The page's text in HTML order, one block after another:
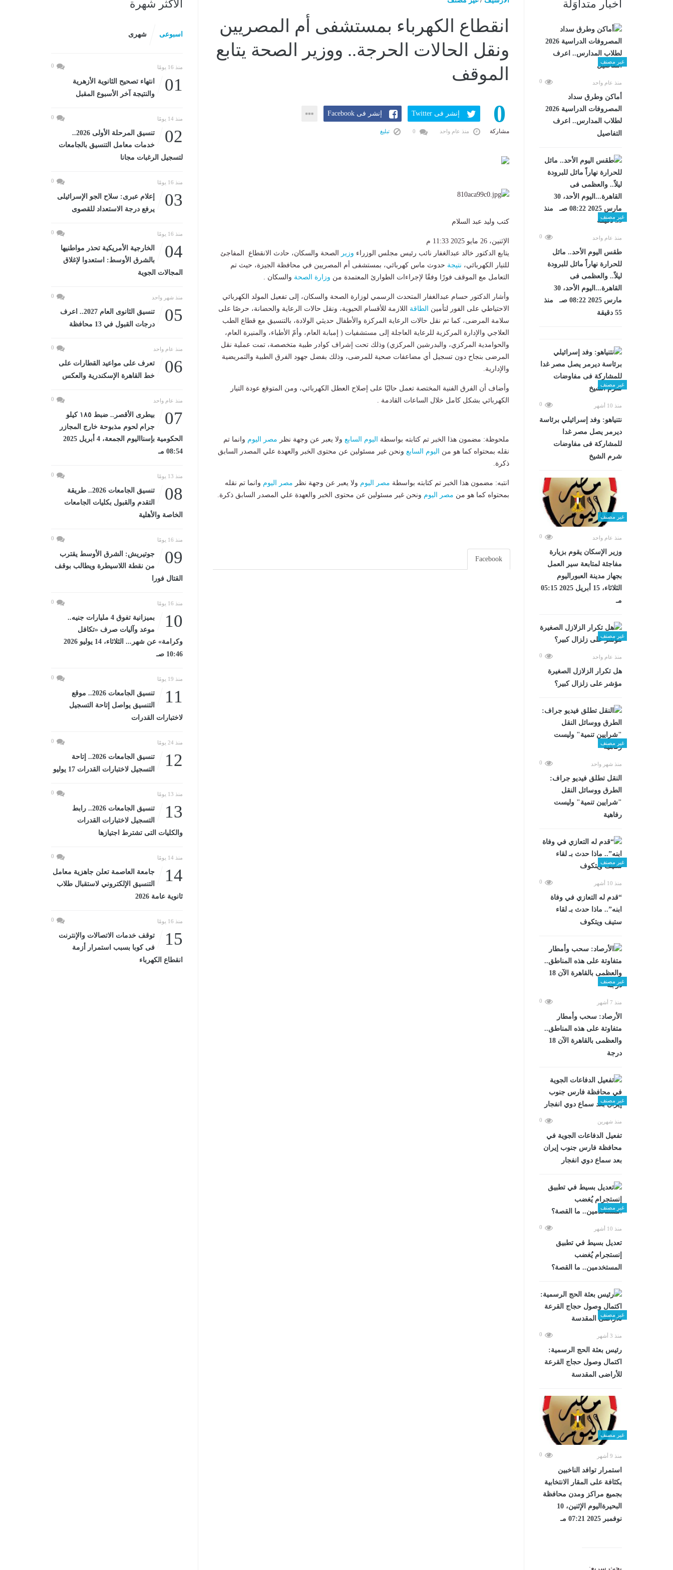
أخبار متداوَلة
غير مصنف
منذ عام واحد 0
أماكن وطرق سداد
المصروفات الدراسية 2026
لطلاب المدارس.. اعرف
التفاصيل
غير مصنف
منذ عام واحد 0
طقس اليوم الأحد.. مائل
للحرارة نهاراً مائل للبرودة
ليلاً.. والعظمى فى
القاهرة...اليوم الأحد، 30
مارس 2025 08:22 صـ منذ
55 دقيقة
غير مصنف
منذ 10 أشهر 0
نتنياهو: وفد إسرائيلي برئاسة
ديرمر يصل مصر غدا
للمشاركة فى مفاوضات
شرم الشيخ
غير مصنف
منذ عام واحد 0
وزير الإسكان يقوم بزيارة
مفاجئة لمتابعة سير العمل
بجهاز مدينة العبوراليوم
الثلاثاء، 15 أبريل 2025 05:15
مـ
غير مصنف
منذ عام واحد 0
هل تكرار الزلازل الصغيرة
مؤشر على زلزال كبير؟
غير مصنف
منذ شهر واحد 0
​النقل تطلق فيديو جراف:
الطرق ووسائل النقل
"شرايين تنمية" وليست
رفاهية
غير مصنف
منذ 10 أشهر 0
“قدم له التعازي في وفاة
ابنه”.. ماذا حدث بـ لقاء
ستيف ويتكوف
غير مصنف
منذ 7 أشهر 0
الأرصاد: سحب وأمطار
متفاوتة على هذه المناطق..
والعظمى بالقاهرة الآن 18
درجة
غير مصنف
منذ شهرين 0
تفعيل الدفاعات الجوية في
محافظة فارس جنوب إيران
بعد سماع دوي انفجار
غير مصنف
منذ 10 أشهر 0
تعديل بسيط في تطبيق
إنستجرام يُغضب
المستخدمين.. ما القصة؟
غير مصنف
منذ 3 أشهر 0
رئيس بعثة الحج الرسمية:
اكتمال وصول حجاج القرعة
للأراضى المقدسة
غير مصنف
منذ 9 أشهر 0
استمرار توافد الناخبين
بكثافة على المقار الانتخابية
بجميع مراكز ومدن محافظة
البحيرةاليوم الإثنين، 10
نوفمبر 2025 07:21 مـ
بحث سريع:
انقطاع الكهرباء بمستشفى أم المصريين
ونقل الحالات الحرجة.. ووزير الصحة يتابع
الموقف
0
مشاركة
إنشر فى Twitter إنشر فى Facebook
منذ عام واحد تبليغ
كتب وليد عبد السلام
الإثنين، 26 مايو 2025 11:33 م
يتابع الدكتور خالد عبدالغفار نائب رئيس مجلس الوزراء وزير
الصحة والسكان، حادث الانقطاع المفاجئ
للتيار الكهربائي، نتيجة حدوث ماس كهربائي، بمستشفى أم المصريين في محافظة الجيزة، حيث تم
التعامل مع الموقف فورًا وفقًا لإجراءات الطوارئ المعتمدة من وزارة الصحة والسكان .
وأشار الدكتور حسام عبدالغفار المتحدث الرسمي لوزارة الصحة والسكان، إلى تفعيل المولد الكهربائي
الاحتياطي على الفور لتأمين
الطاقة اللازمة للأقسام الحيوية، ونقل حالات الرعاية والحضانة، حرصًا على
سلامة المرضى، كما تم نقل حالات الرعاية المركزة والأطفال حديثي الولادة، بالتنسيق مع قطاع الطب
العلاجي والإدارة المركزية للرعاية العاجلة إلى مستشفيات ( إمبابة العام، وأمّ الأطباء، والمنيرة العام،
والحوامدية المركزي، والبدرشين المركزي) وذلك تحت إشراف كوادر طبية متخصصة، تمت عملية نقل
المرضى بنجاح دون تسجيل أي مضاعفات صحية للمرضى، وذلك بفضل جهود الفرق الطبية والتمريضية
والإدارية.
وأضاف أن الفرق الفنية المختصة تعمل حاليًا على إصلاح العطل الكهربائي، ومن المتوقع عودة التيار
الكهربائي بشكل كامل خلال الساعات القادمة .
ملحوظة: مضمون هذا الخبر تم كتابته بواسطة اليوم السابع ولا يعبر عن وجهة نظر مصر اليوم وانما تم
نقله بمحتواه كما هو من
اليوم السابع ونحن غير مسئولين عن محتوى الخبر والعهدة علي المصدر السابق
ذكرة.
انتبه: مضمون هذا الخبر تم كتابته بواسطة مصر اليوم ولا يعبر عن وجهة نظر مصر اليوم وانما تم نقله
بمحتواه كما هو من مصر اليوم ونحن غير مسئولين عن محتوى الخبر والعهدة علي المصدر السابق ذكرة.
Facebook
الأكثر شهرة
اسبوعى شهرى
منذ 16 يومًا 0
01
انتهاء تصحيح الثانوية الأزهرية
والنتيجة آخر الأسبوع المقبل
منذ 14 يومًا 0
02
تنسيق المرحلة الأولى 2026..
خدمات معامل التنسيق بالجامعات
لتسجيل الرغبات مجانا
منذ 16 يومًا 0
03
إعلام عبرى: سلاح الجو الإسرائيلى
يرفع درجة الاستعداد للقصوى
منذ 16 يومًا 0
04
الخارجية الأمريكية تحذر مواطنيها
بالشرق الأوسط: استعدوا لإغلاق
المجالات الجوية
منذ شهر واحد 0
05
تنسيق الثانوى العام 2027.. اعرف
درجات القبول في 13 محافظة
منذ عام واحد 0
06
تعرف على مواعيد القطارات على
خط القاهرة الإسكندرية والعكس
منذ عام واحد 0
07
بيطرى الأقصر.. ضبط ١٨٥ كيلو
جرام لحوم مذبوحة خارج المجازر
الحكومية بإسنااليوم الجمعة، 4 أبريل 2025
08:54 مـ
منذ 13 يومًا 0
08
تنسيق الجامعات 2026.. طريقة
التقدم والقبول بكليات الجامعات
الخاصة والأهلية
منذ 16 يومًا 0
09
جوتيريش: الشرق الأوسط يقترب
من نقطة اللاسيطرة ويطالب بوقف
القتال فورا
منذ 16 يومًا 0
10
بميزانية تفوق 4 مليارات جنيه..
موعد وآليات صرف «تكافل
وكرامة» عن شهر... الثلاثاء، 14 يوليو 2026
10:46 صـ
منذ 19 يومًا 0
11
تنسيق الجامعات 2026.. موقع
التنسيق يواصل إتاحة التسجيل
لاختبارات القدرات
منذ 24 يومًا 0
12
تنسيق الجامعات 2026.. إتاحة
التسجيل لاختبارات القدرات 17 يوليو
منذ 13 يومًا 0
13
تنسيق الجامعات 2026.. رابط
التسجيل لاختبارات القدرات
والكليات التى تشترط اجتيازها
منذ 14 يومًا 0
14
جامعة العاصمة تعلن جاهزية معامل
التنسيق الإلكتروني لاستقبال طلاب
ثانوية عامة 2026
منذ 16 يومًا 0
15
توقف خدمات الاتصالات والإنترنت
فى كوبا بسبب استمرار أزمة
انقطاع الكهرباء